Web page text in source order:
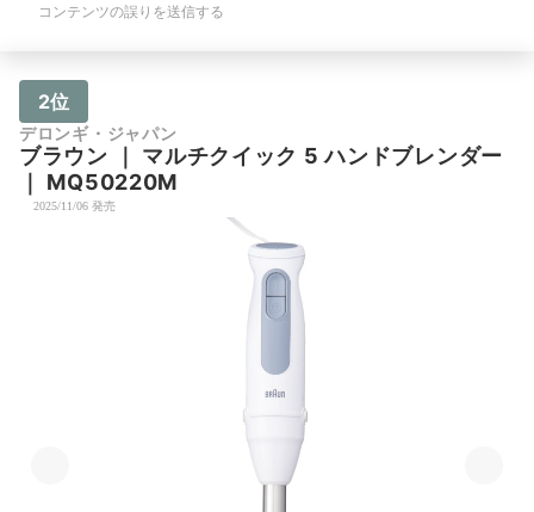
コンテンツの誤りを送信する
2位
デロンギ・ジャパン
ブラウン ｜ マルチクイック 5 ハンドブレンダー
｜ MQ50220M
2025/11/06 発売